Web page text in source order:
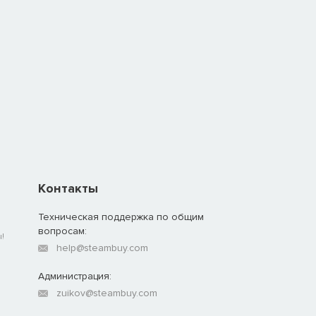
Контакты
Техническая поддержка по общим
вопросам:
help@steambuy.com
Администрация:
zuikov@steambuy.com